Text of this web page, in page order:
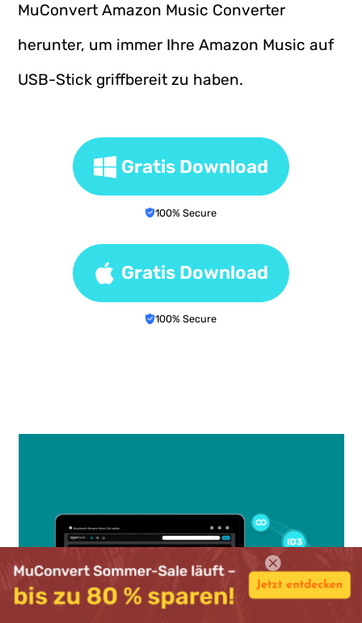
MuConvert Amazon Music Converter
herunter, um immer Ihre Amazon Music auf
USB-Stick griffbereit zu haben.
Gratis Download
100% Secure
Gratis Download
100% Secure